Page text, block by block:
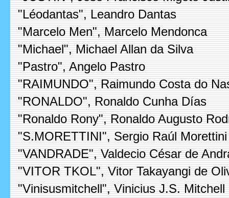
"Léodantas", Leandro Dantas
"Marcelo Men", Marcelo Mendonca
"Michael", Michael Allan da Silva
"Pastro", Angelo Pastro
"RAIMUNDO", Raimundo Costa do
"RONALDO", Ronaldo Cunha Días
"Ronaldo Rony", Ronaldo Augusto
"S.MORETTINI", Sergio Raúl Morettini
"VANDRADE", Valdecio César de
"VITOR TKOL", Vitor Takayangi de
"Vinisusmitchell", Vinicius J.S. Mitchell